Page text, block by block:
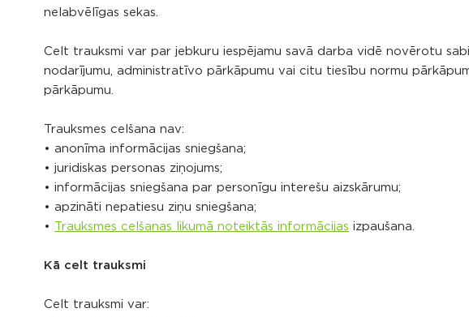
nelabvēlīgas sekas.
Celt trauksmi var par jebkuru iespējamu savā darba vidē novērotu
nodarījumu, administratīvo pārkāpumu vai citu tiesību normu
pārkāpumu.
Trauksmes celšana nav:
• anonīma informācijas sniegšana;
• juridiskas personas ziņojums;
• informācijas sniegšana par personīgu interešu aizskārumu;
• apzināti nepatiesu ziņu sniegšana;
•
Trauksmes celšanas likumā noteiktās informācijas izpaušana.
Kā celt trauksmi
Celt trauksmi var: